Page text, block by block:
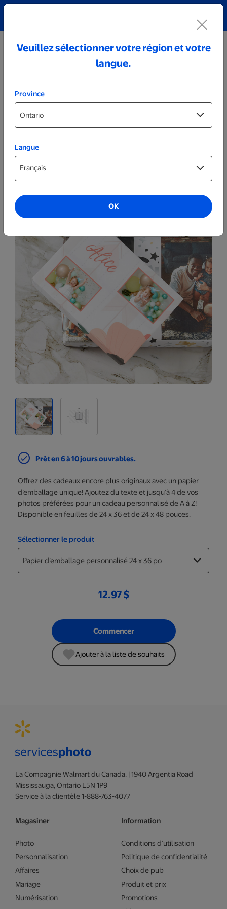
Plus
Papier d’emballage personnalisé
Prêt en 6 à 10 jours ouvrables.
Offrez des cadeaux encore plus originaux avec un papier
d’emballage unique! Ajoutez du texte et jusqu’à 4 de vos
photos préférées pour un cadeau personnalisé de A à Z!
Disponible en feuilles de 24 x 36 et de 24 x 48 pouces.
Sélectionner le produit
12.97 $
Commencer
Ajouter à la liste de souhaits
La Compagnie Walmart du Canada. | 1940 Argentia Road
Mississauga, Ontario L5N 1P9
Service à la clientèle 1-888-763-4077
Magasiner
Photo
Personnalisation
Affaires
Mariage
Numérisation
Information
Conditions d’utilisation
Politique de confidentialité
Choix de pub
Produit et prix
Promotions
Veuillez sélectionner votre région et votre
langue.
Province
Langue
OK